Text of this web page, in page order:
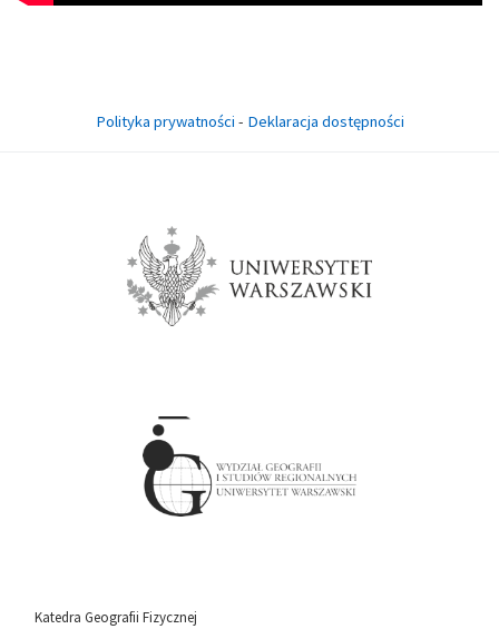
Polityka prywatności - Deklaracja dostępności
Katedra Geografii Fizycznej